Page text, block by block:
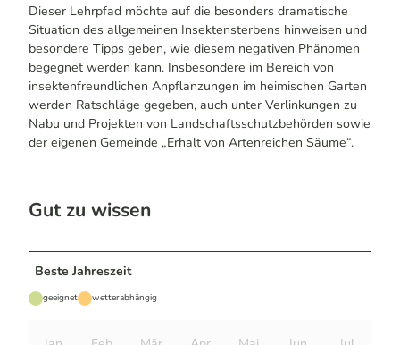
Dieser Lehrpfad möchte auf die besonders dramatische
Situation des allgemeinen Insektensterbens hinweisen und
besondere Tipps geben, wie diesem negativen Phänomen
begegnet werden kann. Insbesondere im Bereich von
insektenfreundlichen Anpflanzungen im heimischen Garten
werden Ratschläge gegeben, auch unter Verlinkungen zu
Nabu und Projekten von Landschaftsschutzbehörden sowie
der eigenen Gemeinde „Erhalt von Artenreichen Säume“.
Gut zu wissen
Beste Jahreszeit
geeignet wetterabhängig